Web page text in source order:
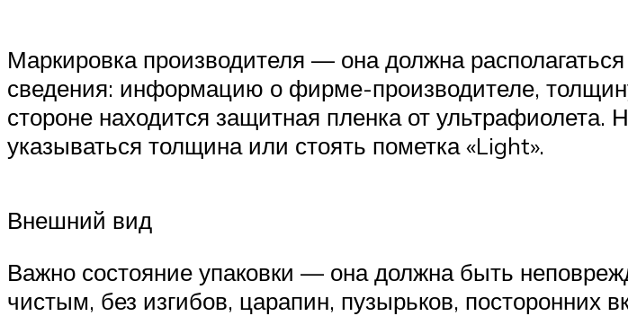
Маркировка производителя — она должна
сведения: информацию о фирме-производителе,
стороне находится защитная пленка от ультрафиолета.
указываться толщина или стоять пометка «Light».
Внешний вид
Важно состояние упаковки — она должна быть
чистым, без изгибов, царапин, пузырьков, посторонних